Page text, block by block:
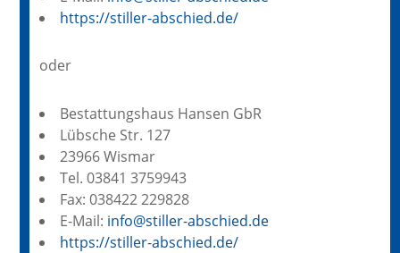
https://stiller-abschied.de/
oder
Bestattungshaus Hansen GbR
Lübsche Str. 127
23966 Wismar
Tel. 03841 3759943
Fax: 038422 229828
E-Mail: info@stiller-abschied.de
https://stiller-abschied.de/